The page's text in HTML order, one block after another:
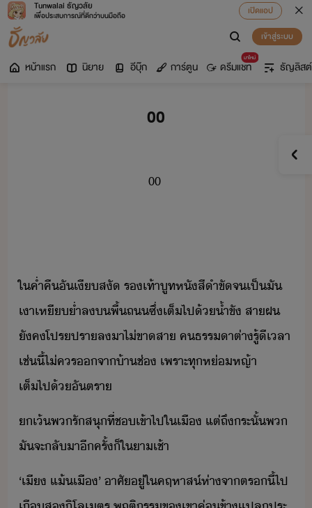
Tunwalai ธัญวลัย
เพื่อประสบการณ์ที่ดีกว่าบนมือถือ
เปิดแอป
เข้าสู่ระบบ
หน้าแรก นิยาย อีบุ๊ก การ์ตูน
มาใหม่
ดรีมแชท ธัญลิสต์
00
00
ใ​ค่ำคื​ั​เีสั​ ​รเท้าูท​หั​สีำ​ขั​จ​เป็ั​
เา​เหี่ำ​ล​​พื้ถ​ซึ่​เต็ไป้​้ำ​ขั​ ​สาฝ​
ัค​โปรปรา​ลา​ไ่ขาสา​ ​คธรรา​ต่า​รู้ี​เลา​
เช่ี้​ไ่​คร​จา​้าช่​ ​เพราะ​ทุห่หญ้า​
เต็ไป้​ัตรา​
เ้​พ​รัสุ​ที่​ช​เข้าไป​ใ​เื​ ​แต่​ถึระั้​พ​
ั​จะ​ลัา​ีครั้​็​ใ​าเช้า
‘​เี​ ​แ้​เื​’​ ​าศั​ู่​ใ​คฤหาส์​ห่า​จา​ตร​ี้​ไป​